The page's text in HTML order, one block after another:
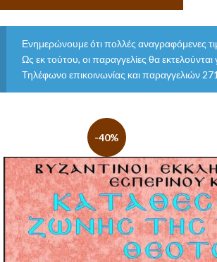
Ενημερώνουμε ότι πολλές αναγραφόμενες
Ως εκ τούτου, οι παραγγελίες θα
Τηλέφωνο επικοινωνίας και παραγγελιών
-40%